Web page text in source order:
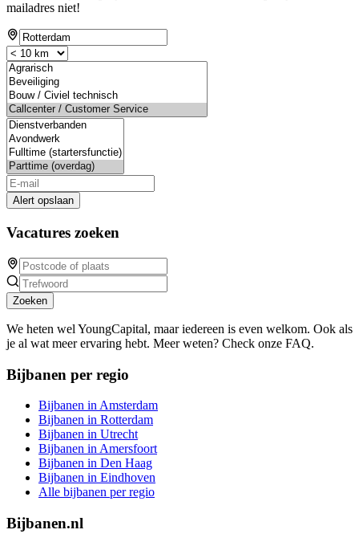
mailadres niet!
Alert opslaan
Vacatures zoeken
Zoeken
We heten wel YoungCapital, maar iedereen is even welkom. Ook als
je al wat meer ervaring hebt. Meer weten? Check onze FAQ.
Bijbanen per regio
Bijbanen in Amsterdam
Bijbanen in Rotterdam
Bijbanen in Utrecht
Bijbanen in Amersfoort
Bijbanen in Den Haag
Bijbanen in Eindhoven
Alle bijbanen per regio
Bijbanen.nl